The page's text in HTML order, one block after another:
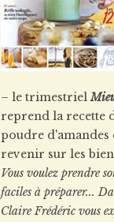
– le trimestriel
reprend la recette
poudre d'amandes
revenir sur les
Vous voulez prendre
faciles à préparer...
Claire Frédéric vous